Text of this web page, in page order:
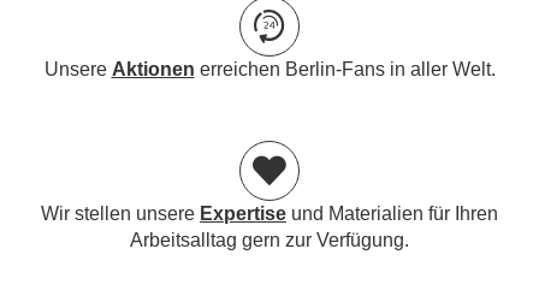
Unsere Aktionen erreichen Berlin-Fans in aller Welt.
Wir stellen unsere Expertise und Materialien für Ihren
Arbeitsalltag gern zur Verfügung.